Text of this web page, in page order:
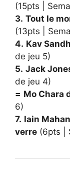
(15pts |
3. Tout le
(13pts |
4. Kav
de jeu 5)
5. Jack
de jeu 4)
= Mo Chara
6)
7. Iain
verre (6pts |